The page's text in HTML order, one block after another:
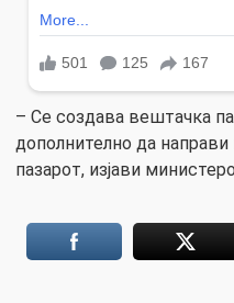
– Се создава вештачка
дополнително да
пазарот, изјави